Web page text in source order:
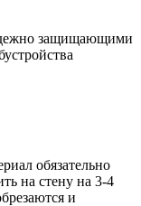
защищающими
обязательно
на стену на 3-4
и